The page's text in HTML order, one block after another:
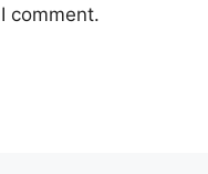
comment.